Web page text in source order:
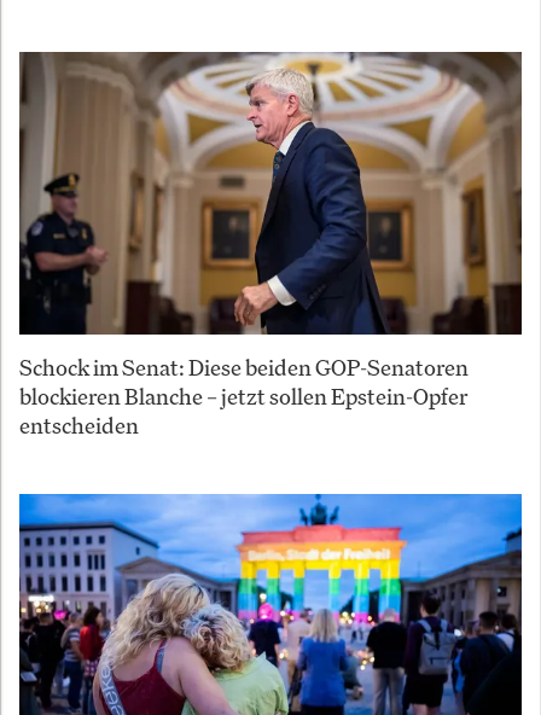
Schock im Senat: Diese beiden GOP-Senatoren
blockieren Blanche – jetzt sollen Epstein-Opfer
entscheiden